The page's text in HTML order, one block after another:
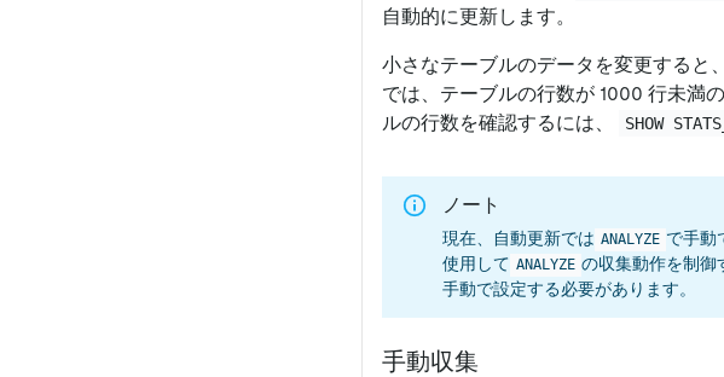
自動的に更新します。
小さなテーブルのデータを変更すると
では、テーブルの行数が 1000 行未満
ルの行数を確認するには、
SHOW
ノート
現在、自動更新では ANALYZE で手動
使用して ANALYZE の収集動作を制御
手動で設定する必要があります。
手動収集